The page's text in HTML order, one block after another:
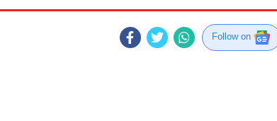
Follow on